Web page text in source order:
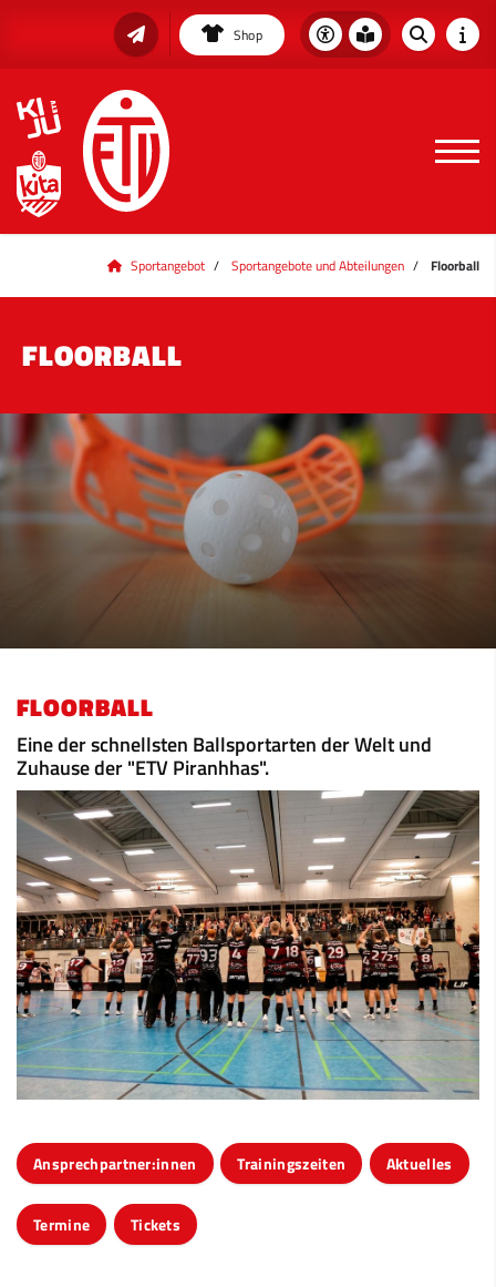
Shop
Sportangebot Sportangebote und Abteilungen Floorball
FLOORBALL
FLOORBALL
Eine der schnellsten Ballsportarten der Welt und
Zuhause der "ETV Piranhhas".
Ansprechpartner:innen Trainingszeiten Aktuelles
Termine Tickets